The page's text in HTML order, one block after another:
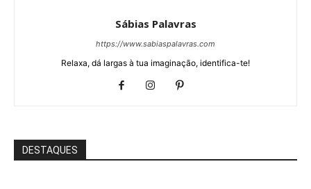
Sábias Palavras
https://www.sabiaspalavras.com
Relaxa, dá largas à tua imaginação, identifica-te!
DESTAQUES